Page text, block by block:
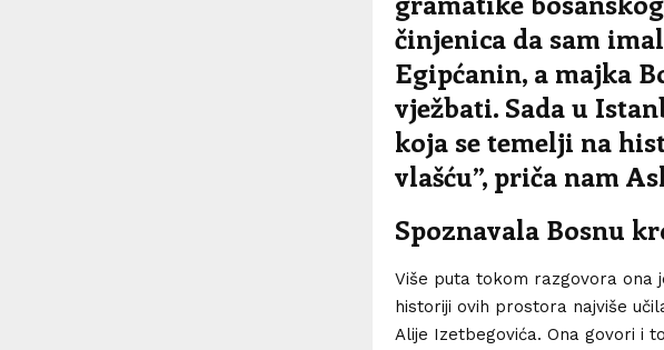
činjenica da sam
Egipćanin, a majka
vježbati. Sada u
koja se temelji na
vlašću”, priča nam
Spoznavala Bosnu
Više puta tokom razgovora ona
historiji ovih prostora najviše
Alije Izetbegovića. Ona govori i